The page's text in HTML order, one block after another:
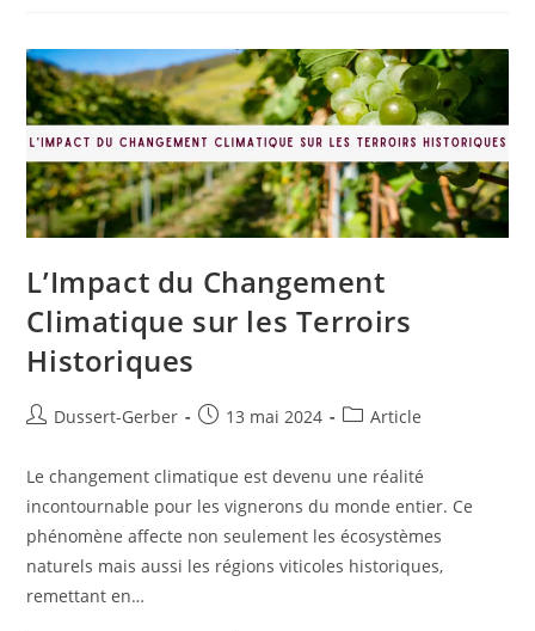
L’Impact du Changement
Climatique sur les Terroirs
Historiques
Dussert-Gerber 13 mai 2024 Article
Le changement climatique est devenu une réalité
incontournable pour les vignerons du monde entier. Ce
phénomène affecte non seulement les écosystèmes
naturels mais aussi les régions viticoles historiques,
remettant en…